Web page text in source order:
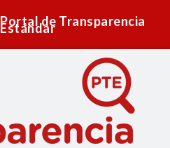
Portal de Transparencia
Estándar